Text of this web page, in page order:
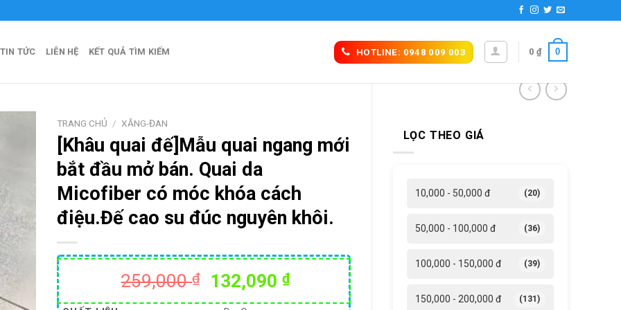
Official
TIN TỨC LIÊN HỆ KẾT QUẢ TÌM KIẾM HOTLINE: 0948 009 003 0 ₫ 0
LỌC THEO GIÁ
10,000 - 50,000 đ (20)
50,000 - 100,000 đ (36)
100,000 - 150,000 đ (39)
150,000 - 200,000 đ (131)
TRANG CHỦ / XĂNG-ĐAN
[Khâu quai đế]Mẫu quai ngang mới
bắt đầu mở bán. Quai da
Micofiber có móc khóa cách
điệu.Đế cao su đúc nguyên khôi.
259,000₫
Giá
gốc
132,090₫Giá
hiện